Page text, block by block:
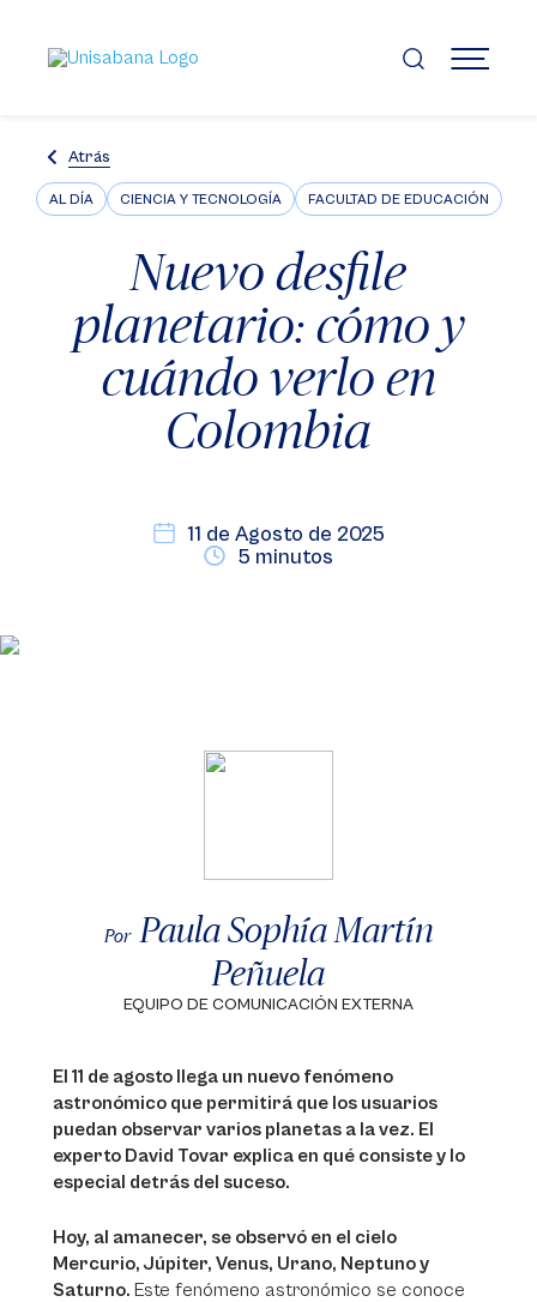
contenido
principal
MENÚ
Atrás
AL DÍA CIENCIA Y TECNOLOGÍA FACULTAD DE EDUCACIÓN
Nuevo desfile
planetario: cómo y
cuándo verlo en
Colombia
11 de Agosto de 2025
5 minutos
Por Paula Sophía Martín
Peñuela
EQUIPO DE COMUNICACIÓN EXTERNA
El 11 de agosto llega un nuevo fenómeno
astronómico que permitirá que los usuarios
puedan observar varios planetas a la vez. El
experto David Tovar explica en qué consiste y lo
especial detrás del suceso.
Hoy, al amanecer, se observó en el cielo
Mercurio, Júpiter, Venus, Urano, Neptuno y
Saturno. Este fenómeno astronómico se conoce